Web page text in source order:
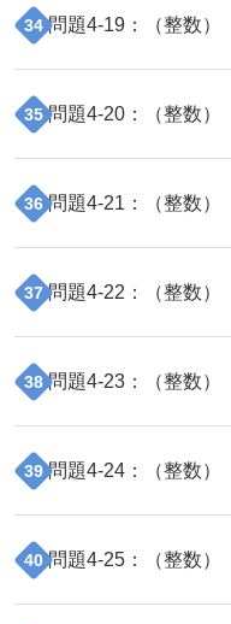
34 問題4-19 ：（整数）
35 問題4-20 ：（整数）
36 問題4-21 ：（整数）
37 問題4-22 ：（整数）
38 問題4-23 ：（整数）
39 問題4-24 ：（整数）
40 問題4-25 ：（整数）